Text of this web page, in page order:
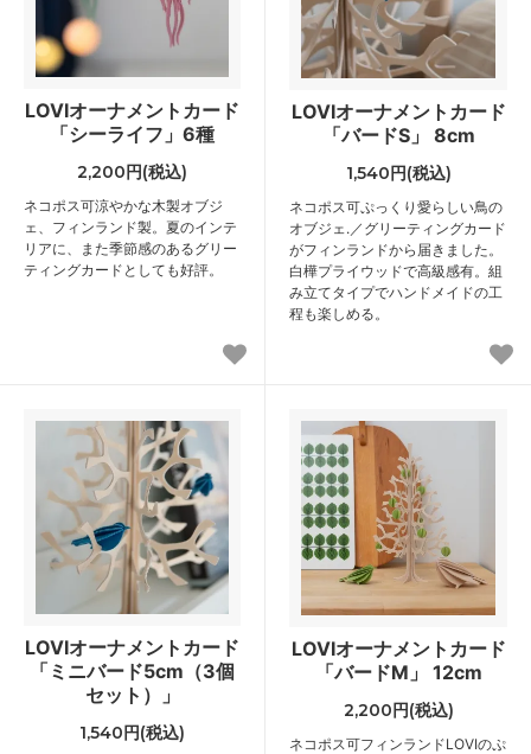
LOVIオーナメントカード
「シーライフ」6種
2,200円(税込)
ネコポス可涼やかな木製オブジ
ェ、フィンランド製。夏のインテ
リアに、また季節感のあるグリー
ティングカードとしても好評。
LOVIオーナメントカード
「バードS」 8cm
1,540円(税込)
ネコポス可ぷっくり愛らしい鳥の
オブジェ.／グリーティングカード
がフィンランドから届きました。
白樺プライウッドで高級感有。組
み立てタイプでハンドメイドの工
程も楽しめる。
LOVIオーナメントカード
「ミニバード5cm（3個
セット）」
1,540円(税込)
LOVIオーナメントカード
「バードM」 12cm
2,200円(税込)
ネコポス可フィンランドLOVIのぷ